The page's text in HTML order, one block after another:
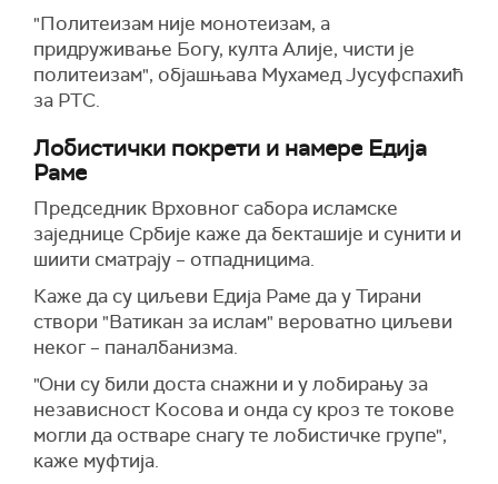
"Политеизам није монотеизам, а
придруживање Богу, култа Алије, чисти је
политеизам", објашњава Мухамед Јусуфспахић
за РТС.
Лобистички покрети и намере Едија
Раме
Председник Врховног сабора исламске
заједнице Србије каже да бекташије и сунити и
шиити сматрају – отпадницима.
Каже да су циљеви Едија Раме да у Тирани
створи "Ватикан за ислам" вероватно циљеви
неког – паналбанизма.
"Они су били доста снажни и у лобирању за
независност Косова и онда су кроз те токове
могли да остваре снагу те лобистичке групе",
каже муфтија.